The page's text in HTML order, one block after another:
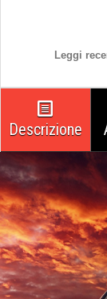
Leggi
Descrizione